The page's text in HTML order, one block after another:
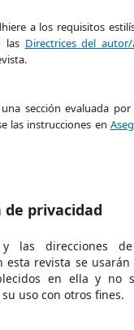
a los requisitos
las Directrices del autor/
sección evaluada
las instrucciones en
de privacidad
las direcciones
esta revista se usarán
en ella y no
uso con otros fines.